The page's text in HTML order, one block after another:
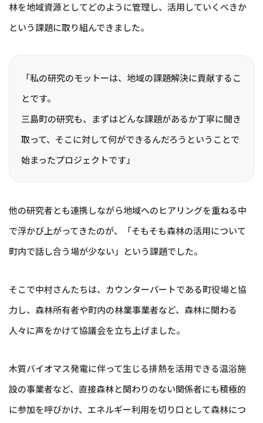
林を地域資源としてどのように管理し、活用していくべきか
という課題に取り組んできました。
「私の研究のモットーは、地域の課題解決に貢献するこ
とです。
三島町の研究も、まずはどんな課題があるか丁寧に聞き
取って、そこに対して何ができるんだろうということで
始まったプロジェクトです」
他の研究者とも連携しながら地域へのヒアリングを重ねる中
で浮かび上がってきたのが、「そもそも森林の活用について
町内で話し合う場が少ない」という課題でした。
そこで中村さんたちは、カウンターパートである町役場と協
力し、森林所有者や町内の林業事業者など、森林に関わる
人々に声をかけて協議会を立ち上げました。
木質バイオマス発電に伴って生じる排熱を活用できる温浴施
設の事業者など、直接森林と関わりのない関係者にも積極的
に参加を呼びかけ、エネルギー利用を切り口として森林につ